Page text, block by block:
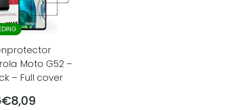
Moto G52 –
– Full cover
€8,09